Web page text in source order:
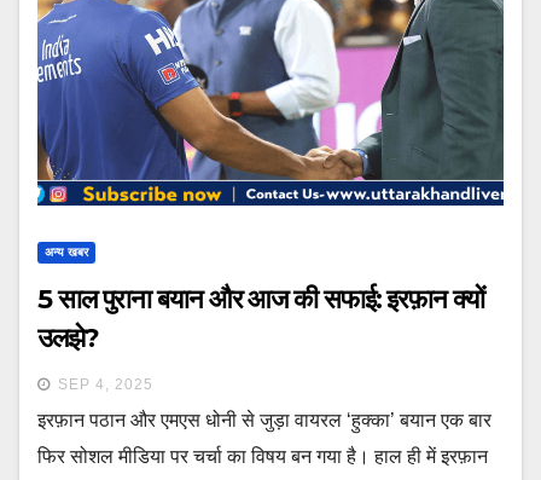
अन्य खबर
5 साल पुराना बयान और आज की सफाई: इरफ़ान क्यों
उलझे?
SEP 4, 2025
इरफ़ान पठान और एमएस धोनी से जुड़ा वायरल ‘हुक्का’ बयान एक बार
फिर सोशल मीडिया पर चर्चा का विषय बन गया है। हाल ही में इरफ़ान